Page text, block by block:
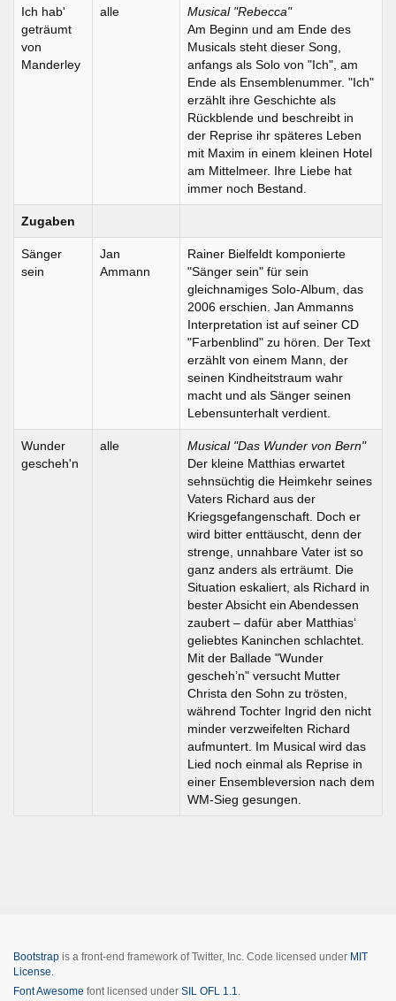
Ich hab'
geträumt
von
Manderley
alle
Musical "Rebecca"
Am Beginn und am Ende des
Musicals steht dieser Song,
anfangs als Solo von "Ich", am
Ende als Ensemblenummer. "Ich"
erzählt ihre Geschichte als
Rückblende und beschreibt in
der Reprise ihr späteres Leben
mit Maxim in einem kleinen Hotel
am Mittelmeer. Ihre Liebe hat
immer noch Bestand.
Zugaben
Sänger
sein
Jan
Ammann
Rainer Bielfeldt komponierte
"Sänger sein" für sein
gleichnamiges Solo-Album, das
2006 erschien. Jan Ammanns
Interpretation ist auf seiner CD
"Farbenblind" zu hören. Der Text
erzählt von einem Mann, der
seinen Kindheitstraum wahr
macht und als Sänger seinen
Lebensunterhalt verdient.
Wunder
gescheh'n
alle
Musical "Das Wunder von Bern"
Der kleine Matthias erwartet
sehnsüchtig die Heimkehr seines
Vaters Richard aus der
Kriegsgefangenschaft. Doch er
wird bitter enttäuscht, denn der
strenge, unnahbare Vater ist so
ganz anders als erträumt. Die
Situation eskaliert, als Richard in
bester Absicht ein Abendessen
zaubert – dafür aber Matthias‘
geliebtes Kaninchen schlachtet.
Mit der Ballade "Wunder
gescheh’n" versucht Mutter
Christa den Sohn zu trösten,
während Tochter Ingrid den nicht
minder verzweifelten Richard
aufmuntert. Im Musical wird das
Lied noch einmal als Reprise in
einer Ensembleversion nach dem
WM-Sieg gesungen.
Bootstrap is a front-end framework of Twitter, Inc. Code licensed under MIT
License.
Font Awesome font licensed under SIL OFL 1.1